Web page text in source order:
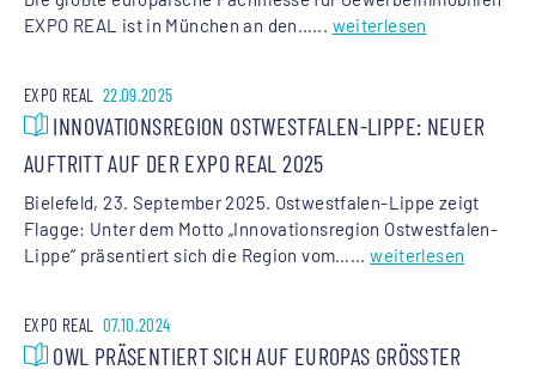
EXPO REAL ist in München an den…... weiterlesen
EXPO REAL 22.09.2025
INNOVATIONSREGION OSTWESTFALEN-LIPPE: NEUER
AUFTRITT AUF DER EXPO REAL 2025
Bielefeld, 23. September 2025. Ostwestfalen-Lippe zeigt
Flagge: Unter dem Motto „Innovationsregion Ostwestfalen-
Lippe“ präsentiert sich die Region vom…... weiterlesen
EXPO REAL 07.10.2024
OWL PRÄSENTIERT SICH AUF EUROPAS GRÖSSTER I